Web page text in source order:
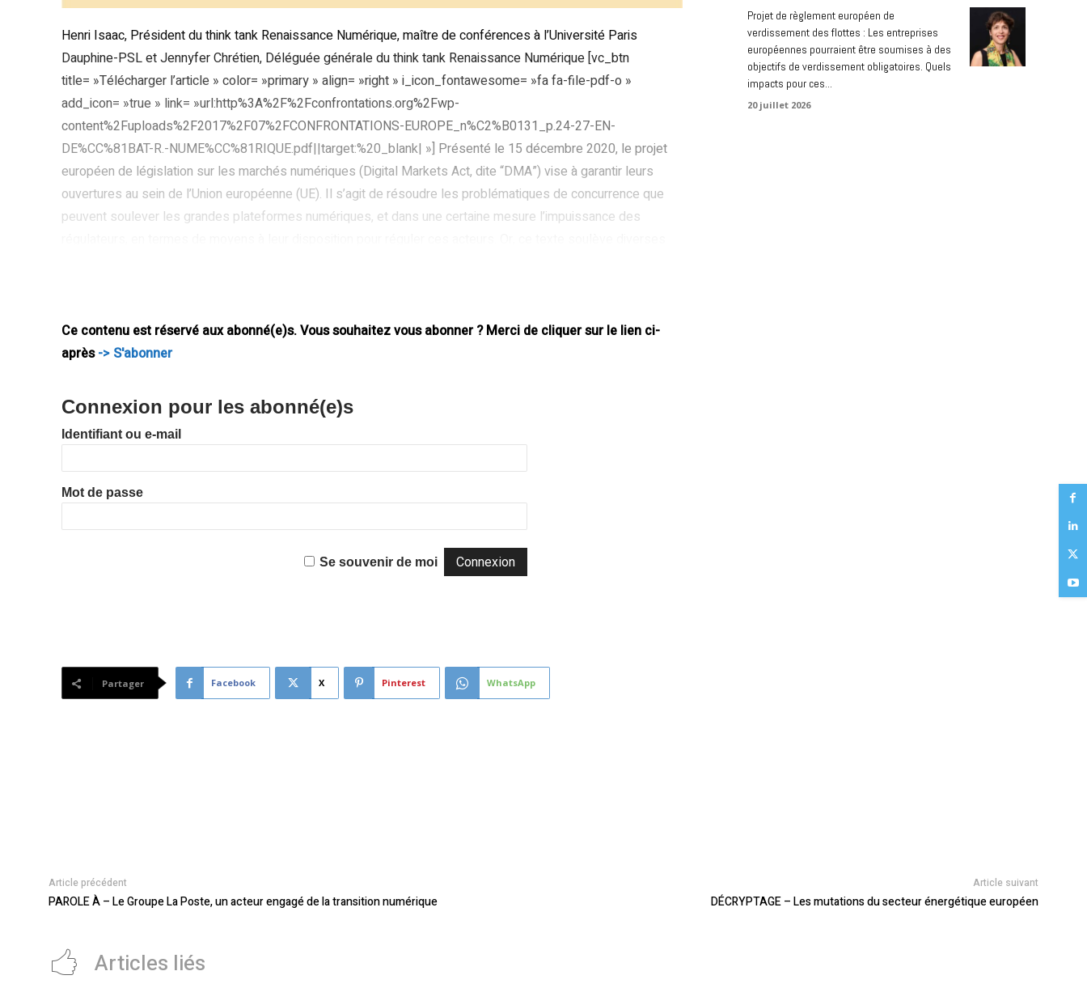
Henri Isaac, Président du think tank Renaissance Numérique, maître de conférences à l’Université Paris
Dauphine-PSL et Jennyfer Chrétien, Déléguée générale du think tank Renaissance Numérique [vc_btn
title= »Télécharger l’article » color= »primary » align= »right » i_icon_fontawesome= »fa fa-file-pdf-o »
add_icon= »true » link= »url:http%3A%2F%2Fconfrontations.org%2Fwp-
content%2Fuploads%2F2017%2F07%2FCONFRONTATIONS-EUROPE_n%C2%B0131_p.24-27-EN-
DE%CC%81BAT-R.-NUME%CC%81RIQUE.pdf||target:%20_blank| »] Présenté le 15 décembre 2020, le projet
européen de législation sur les marchés numériques (Digital Markets Act, dite “DMA”) vise à garantir leurs
ouvertures au sein de l’Union européenne (UE). Il s’agit de résoudre les problématiques de concurrence que
peuvent soulever les grandes plateformes numériques, et dans une certaine mesure l’impuissance des
Ce contenu est réservé aux abonné(e)s. Vous souhaitez vous abonner ? Merci de cliquer sur le lien ci-
après-> S'abonner
Connexion pour les abonné(e)s
Identifiant ou e-mail
Mot de passe
Se souvenir de moi
Partager Facebook X Pinterest WhatsApp
Projet de règlement européen de
verdissement des flottes : Les entreprises
européennes pourraient être soumises à des
objectifs de verdissement obligatoires. Quels
impacts pour ces...
20 juillet 2026
Article précédent
PAROLE À – Le Groupe La Poste, un acteur engagé de la transition numérique
Article suivant
DÉCRYPTAGE – Les mutations du secteur énergétique européen
Articles liés